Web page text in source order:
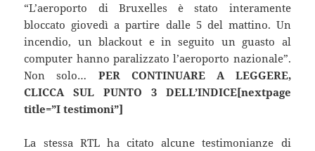
“L’aeroporto di Bruxelles è stato interamente
bloccato giovedì a partire dalle 5 del mattino. Un
incendio, un blackout e in seguito un guasto al
computer hanno paralizzato l’aeroporto nazionale”.
Non solo… PER CONTINUARE A LEGGERE,
CLICCA SUL PUNTO 3 DELL’INDICE[nextpage
title=”I testimoni”]
La stessa RTL ha citato alcune testimonianze di